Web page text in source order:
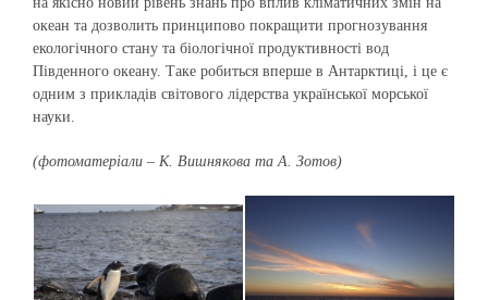
океан та дозволить принципово покращити прогнозування
екологічного стану та біологічної продуктивності вод
Південного океану. Таке робиться вперше в Антарктиці, і це є
одним з прикладів світового лідерства української морської
науки.
(фотоматеріали – К. Вишнякова та А. Зотов)